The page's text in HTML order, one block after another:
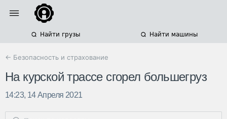
Найти грузы Найти машины
← Безопасность и страхование
На курской трассе сгорел большегруз
14:23, 14 Апреля 2021